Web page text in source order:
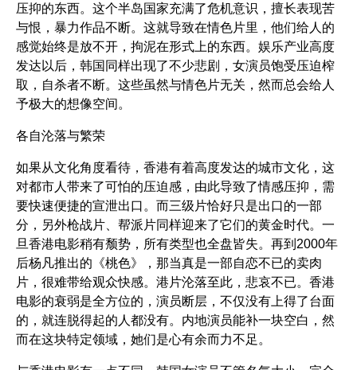
压抑的东西。这个半岛国家充满了危机意识，擅长表现苦
与恨，暴力作品不断。这就导致在情色片里，他们给人的
感觉始终是放不开，拘泥在形式上的东西。娱乐产业高度
发达以后，韩国同样出现了不少悲剧，女演员饱受压迫榨
取，自杀者不断。这些虽然与情色片无关，然而总会给人
予极大的想像空间。
各自沦落与繁荣
如果从文化角度看待，香港有着高度发达的城市文化，这
对都市人带来了可怕的压迫感，由此导致了情感压抑，需
要快速便捷的宣泄出口。而三级片恰好只是出口的一部
分，另外枪战片、帮派片同样迎来了它们的黄金时代。一
旦香港电影稍有颓势，所有类型也全盘皆失。再到2000年
后杨凡推出的 《桃色》
，那当真是一部自恋不已的卖肉
片，很难带给观众快感。港片沦落至此，悲哀不已。香港
电影的衰弱是全方位的，演员断层，不仅没有上得了台面
的，就连脱得起的人都没有。内地演员能补一块空白，然
而在这块特定领域，她们是心有余而力不足。